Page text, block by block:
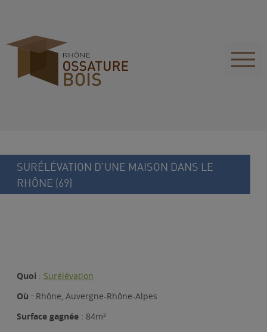
SURÉLÉVATION D’UNE MAISON DANS LE
RHÔNE (69)
Quoi : Surélévation
Où : Rhône, Auvergne-Rhône-Alpes
Surface gagnée : 84m²